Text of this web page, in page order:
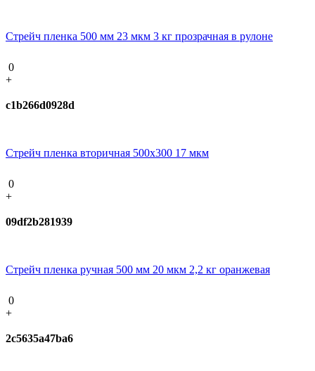
Стрейч пленка 500 мм 23 мкм 3 кг прозрачная в рулоне
0
+
c1b266d0928d
Стрейч пленка вторичная 500х300 17 мкм
0
+
09df2b281939
Стрейч пленка ручная 500 мм 20 мкм 2,2 кг оранжевая
0
+
2c5635a47ba6